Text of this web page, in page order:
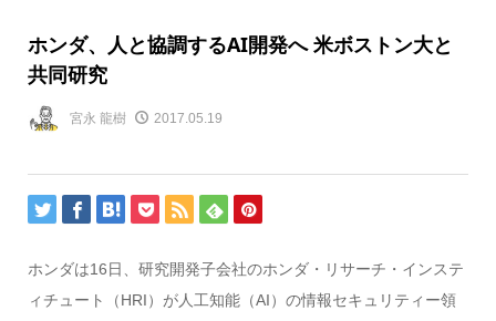
ホンダ、人と協調するAI開発へ 米ボストン大と
共同研究
宮永 龍樹 2017.05.19
ホンダは16日、研究開発子会社のホンダ・リサーチ・インステ
ィチュート（HRI）が人工知能（AI）の情報セキュリティー領